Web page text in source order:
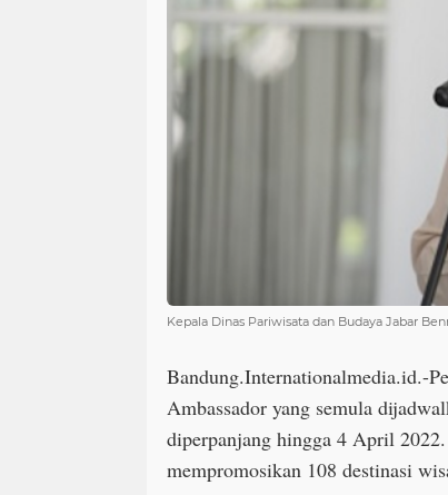
Kepala Dinas Pariwisata dan Budaya Jabar
Bandung.Internationalmedia.id.-
Ambassador yang semula
diperpanjang hingga 4 April
mempromosikan 108 destinasi